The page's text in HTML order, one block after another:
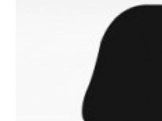
Детская Художественная школа